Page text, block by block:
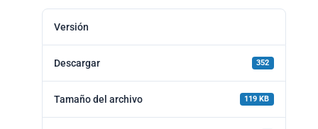
Versión
Descargar 352
Tamaño del archivo 119 KB